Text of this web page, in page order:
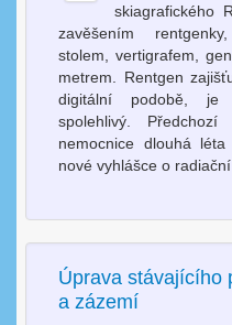
skiagrafického
zavěšením
stolem, vertigrafem,
metrem. Rentgen
digitální podobě, je
spolehlivý.
nemocnice dlouhá
nové vyhlášce o
Úprava stávajícího
a zázemí